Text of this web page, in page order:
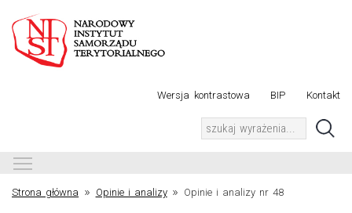
Wersja kontrastowa BIP Kontakt
Strona główna » Opinie i analizy» Opinie i analizy nr 48